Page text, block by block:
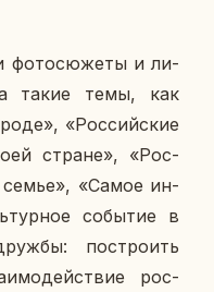
фо­то­сю­же­ты и ли­
такие темы, как
«Рос­сий­ские
стране», «Рос­
«Самое ин­
со­бы­тие в
по­стро­ить
рос­